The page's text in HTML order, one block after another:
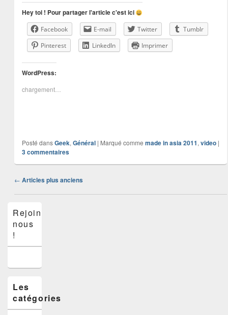
Hey toi ! Pour partager l'article c'est ici
Facebook E-mail Twitter
Tumblr
Pinterest
LinkedIn Imprimer
WordPress:
chargement…
Posté dans Geek,Général | Marqué comme made in asia 2011,video |
3commentaires
Navigation
articles
← Articles plus anciens
principale
de
widget
latérale
Rejoins-
nous
!
Les
catégories